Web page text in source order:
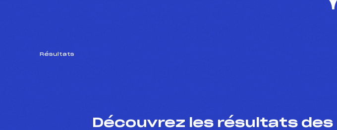
Résultats
Découvrez les résultats